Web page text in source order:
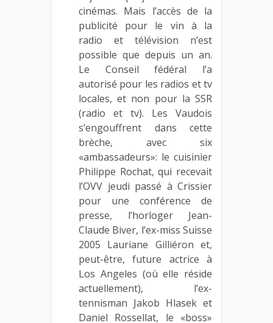
cinémas. Mais l’accès de la
publicité pour le vin à la
radio et télévision n’est
possible que depuis un an.
Le Conseil fédéral l’a
autorisé pour les radios et tv
locales, et non pour la SSR
(radio et tv). Les Vaudois
s’engouffrent dans cette
brèche, avec six
«ambassadeurs»: le cuisinier
Philippe Rochat, qui recevait
l’OVV jeudi passé à Crissier
pour une conférence de
presse, l’horloger Jean-
Claude Biver, l’ex-miss Suisse
2005 Lauriane Gilliéron et,
peut-être, future actrice à
Los Angeles (où elle réside
actuellement), l’ex-
tennisman Jakob Hlasek et
Daniel Rossellat, le «boss»